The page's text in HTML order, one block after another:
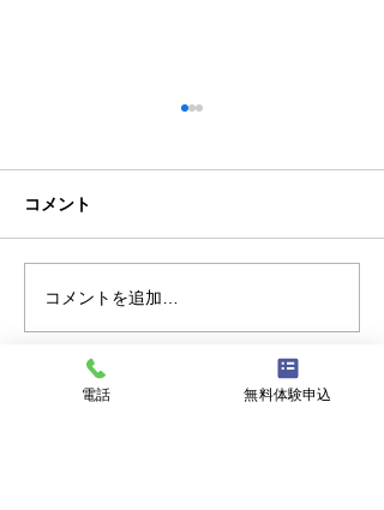
コメント
コメントを追加…
電話 無料体験申込